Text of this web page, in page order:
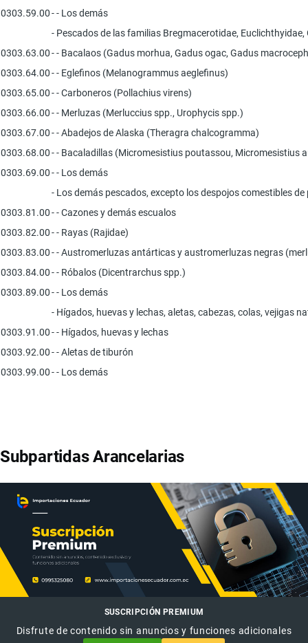
0303.59.00- - Los demás
- Pescados de las familias Bregmacerotidae,
0303.63.00- - Bacalaos (Gadus morhua, Gadus ogac, Gadus
0303.64.00- - Eglefinos (Melanogrammus aeglefinus)
0303.65.00- - Carboneros (Pollachius virens)
0303.66.00- - Merluzas (Merluccius spp., Urophycis spp.)
0303.67.00- - Abadejos de Alaska (Theragra chalcogramma)
0303.68.00- - Bacaladillas (Micromesistius poutassou, Micromesistius
0303.69.00- - Los demás
- Los demás pescados, excepto los despojos comestibles
0303.81.00- - Cazones y demás escualos
0303.82.00- - Rayas (Rajidae)
0303.83.00- - Austromerluzas antárticas y austromerluzas negras
0303.84.00- - Róbalos (Dicentrarchus spp.)
0303.89.00- - Los demás
- Hígados, huevas y lechas, aletas, cabezas, colas, vejigas
0303.91.00- - Hígados, huevas y lechas
0303.92.00- - Aletas de tiburón
0303.99.00- - Los demás
Subpartidas Arancelarias
SUSCRIPCIÓN PREMIUM
Disfrute de contenido sin anuncios y funciones adicionales